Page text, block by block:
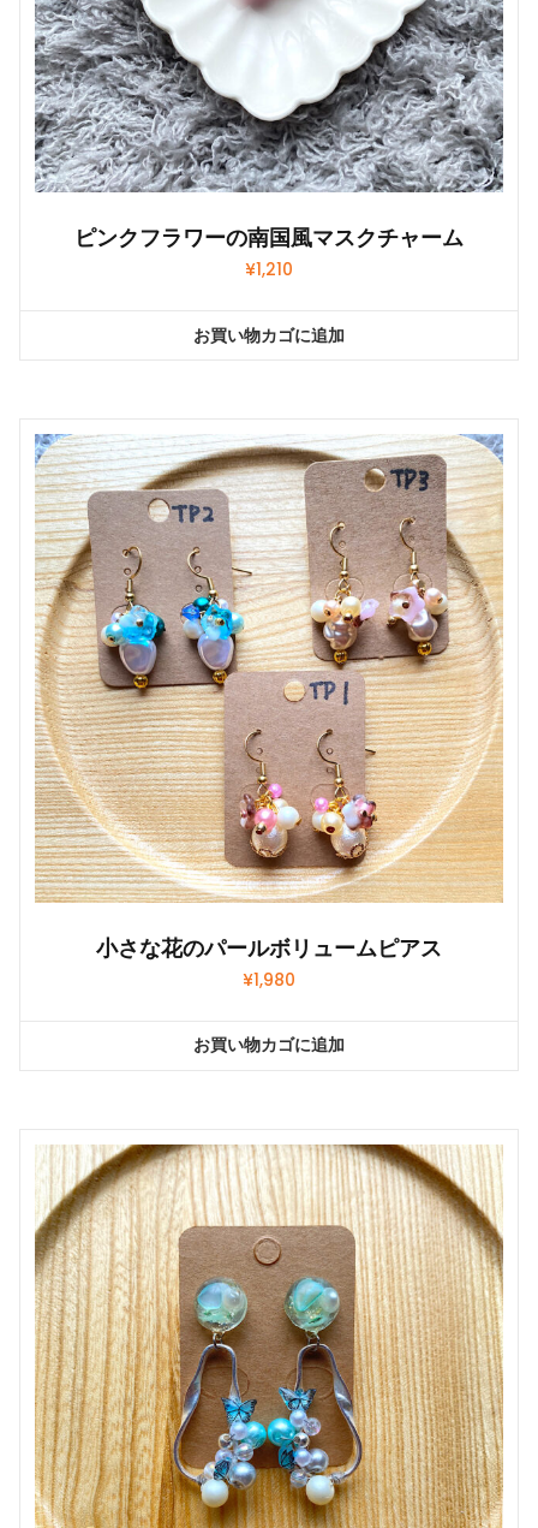
ピンクフラワーの南国風マスクチャーム
¥1,210
お買い物カゴに追加
小さな花のパールボリュームピアス
¥1,980
お買い物カゴに追加